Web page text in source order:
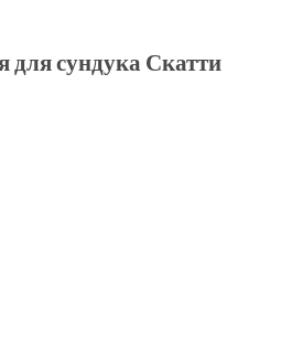
сундука Скатти